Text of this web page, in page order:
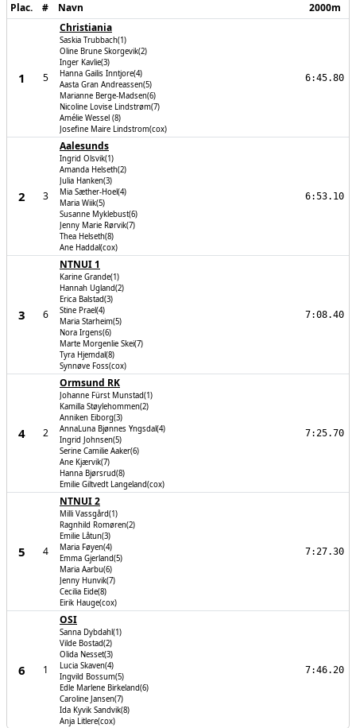
Plac.
# Navn 2000m
1 5
Christiania
Saskia Trubbach(1)
Oline Brune Skorgevik(2)
Inger Kavlie(3)
Hanna Gailis Inntjore(4)
Aasta Gran Andreassen(5)
Marianne Berge-Madsen(6)
Nicoline Lovise Lindstrøm(7)
Amélie Wessel (8)
Josefine Maire Lindstrom(cox)
6:45.80
2 3
Aalesunds
Ingrid Olsvik(1)
Amanda Helseth(2)
Julia Hanken(3)
Mia Sæther-Hoel(4)
Maria Wiik(5)
Susanne Myklebust(6)
Jenny Marie Rørvik(7)
Thea Helseth(8)
Ane Haddal(cox)
6:53.10
3 6
NTNUI 1
Karine Grande(1)
Hannah Ugland(2)
Erica Balstad(3)
Stine Prael(4)
Maria Starheim(5)
Nora Irgens(6)
Marte Morgenlie Skei(7)
Tyra Hjemdal(8)
Synnøve Foss(cox)
7:08.40
4 2
Ormsund RK
Johanne Fürst Munstad(1)
Kamilla Støylehommen(2)
Anniken Eiborg(3)
AnnaLuna Bjønnes Yngsdal(4)
Ingrid Johnsen(5)
Serine Camilie Aaker(6)
Ane Kjærvik(7)
Hanna Bjørsrud(8)
Emilie Giltvedt Langeland(cox)
7:25.70
5 4
NTNUI 2
Milli Vassgård(1)
Ragnhild Romøren(2)
Emilie Låtun(3)
Maria Føyen(4)
Emma Gjerland(5)
Maria Aarbu(6)
Jenny Hunvik(7)
Cecilia Eide(8)
Eirik Hauge(cox)
7:27.30
6 1
OSI
Sanna Dybdahl(1)
Vilde Bostad(2)
Olida Nesset(3)
Lucia Skaven(4)
Ingvild Bossum(5)
Edle Marlene Birkeland(6)
Caroline Jansen(7)
Ida Kyvik Sandvik(8)
Anja Litlere(cox)
7:46.20